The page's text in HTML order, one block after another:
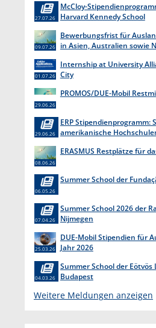
McCloy-
Harvard Kennedy School
27.07.26
Bewerbungsfrist für
in Asien, Australien sowie
09.07.26
Internship at University
City
01.07.26
PROMOS/DUE-Mobil
29.06.26
ERP Stipendienprogramm:
amerikanische
29.06.26
ERASMUS Restplätze für
08.06.26
Summer School der
06.05.26
Summer School 2026 der
Nijmegen
07.04.26
DUE-Mobil Stipendien für
Jahr 2026
25.03.26
Summer School der
Budapest
04.03.26
Weitere Meldungen anzeigen